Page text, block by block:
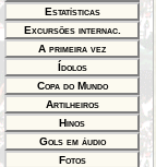
Estatísticas
Excursões internac.
A primeira vez
Ídolos
Copa do Mundo
Artilheiros
Hinos
Gols em áudio
Fotos